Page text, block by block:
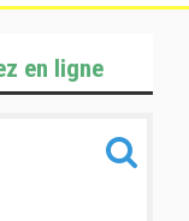
en ligne